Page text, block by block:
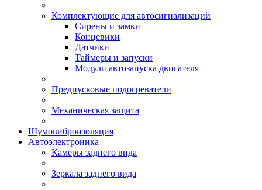
Комплектующие для автосигнализаций
Сирены и замки
Концевики
Датчики
Таймеры и запуски
Модули автозапуска двигателя
Предпусковые подогреватели
Механическая защита
Шумовиброизоляция
Автоэлектроника
Камеры заднего вида
Зеркала заднего вида